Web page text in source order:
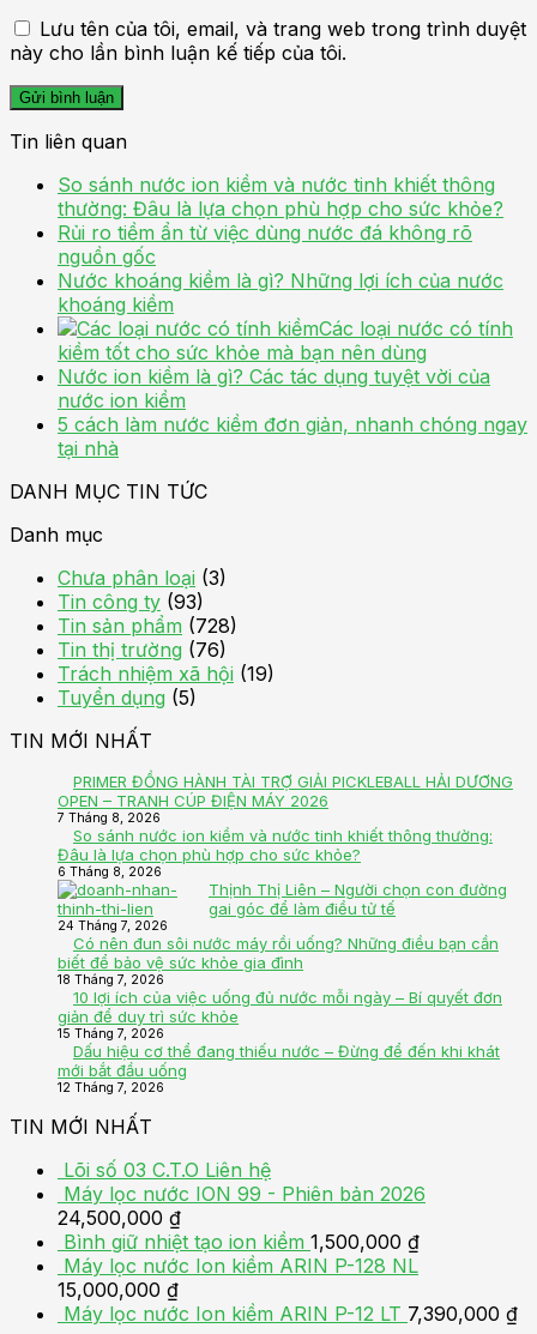
Lưu tên của tôi, email, và trang web trong trình duyệt
này cho lần bình luận kế tiếp của tôi.
Tin liên quan
So sánh nước ion kiềm và nước tinh khiết thông
thường: Đâu là lựa chọn phù hợp cho sức khỏe?
Rủi ro tiềm ẩn từ việc dùng nước đá không rõ
nguồn gốc
Nước khoáng kiềm là gì? Những lợi ích của nước
khoáng kiềm
Các loại nước có tính
kiềm tốt cho sức khỏe mà bạn nên dùng
Nước ion kiềm là gì? Các tác dụng tuyệt vời của
nước ion kiềm
5 cách làm nước kiềm đơn giản, nhanh chóng ngay
tại nhà
DANH MỤC TIN TỨC
Danh mục
Chưa phân loại (3)
Tin công ty (93)
Tin sản phẩm (728)
Tin thị trường (76)
Trách nhiệm xã hội (19)
Tuyển dụng (5)
TIN MỚI NHẤT
PRIMER ĐỒNG HÀNH TÀI TRỢ GIẢI PICKLEBALL HẢI DƯƠNG
OPEN – TRANH CÚP ĐIỆN MÁY 2026
7 Tháng 8, 2026
So sánh nước ion kiềm và nước tinh khiết thông thường:
Đâu là lựa chọn phù hợp cho sức khỏe?
6 Tháng 8, 2026
Thịnh Thị Liên – Người chọn con đường
gai góc để làm điều tử tế
24 Tháng 7, 2026
Có nên đun sôi nước máy rồi uống? Những điều bạn cần
biết để bảo vệ sức khỏe gia đình
18 Tháng 7, 2026
10 lợi ích của việc uống đủ nước mỗi ngày – Bí quyết đơn
giản để duy trì sức khỏe
15 Tháng 7, 2026
Dấu hiệu cơ thể đang thiếu nước – Đừng để đến khi khát
mới bắt đầu uống
12 Tháng 7, 2026
TIN MỚI NHẤT
Lõi số 03 C.T.O Liên hệ
Máy lọc nước ION 99 - Phiên bản 2026
24,500,000 ₫
Bình giữ nhiệt tạo ion kiềm 1,500,000 ₫
Máy lọc nước Ion kiềm ARIN P-128 NL
15,000,000 ₫
Máy lọc nước Ion kiềm ARIN P-12 LT 7,390,000 ₫